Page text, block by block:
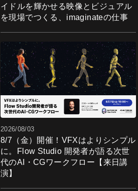
イドルを輝かせる映像とビジュアル
を現場でつくる、imaginateの仕事
2026/08/03
8/7（金）開催！VFXはよりシンプル
に。Flow Studio 開発者が語る次世
代のAI・CGワークフロー【来日講
演】